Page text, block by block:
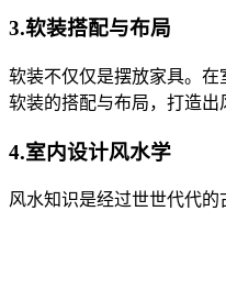
3.软装搭配与布局
软装不仅仅是摆放家具。
软装的搭配与布局，打造出
4.室内设计风水学
风水知识是经过世世代代